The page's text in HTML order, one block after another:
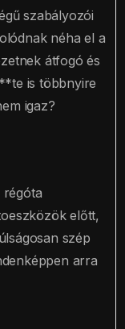
szabályozói
néha el a
átfogó és
is többnyire
igaz?
régóta
előtt,
szép
arra